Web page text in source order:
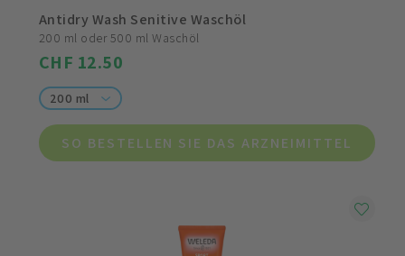
Antidry Wash Senitive Waschöl
200 ml oder 500 ml Waschöl
CHF 12.50
200 ml
SO BESTELLEN SIE DAS ARZNEIMITTEL